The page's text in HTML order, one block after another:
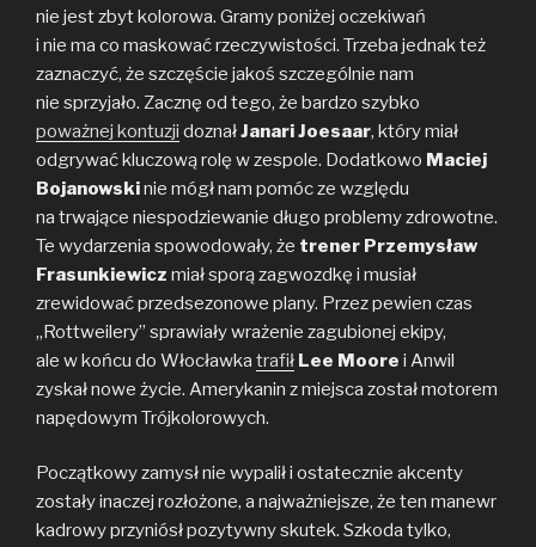
nie jest zbyt kolorowa. Gramy poniżej oczekiwań
i nie ma co maskować rzeczywistości. Trzeba jednak też
zaznaczyć, że szczęście jakoś szczególnie nam
nie sprzyjało. Zacznę od tego, że bardzo szybko
poważnej kontuzji doznałJanari Joesaar, który miał
odgrywać kluczową rolę w zespole. Dodatkowo Maciej
Bojanowskinie mógł nam pomóc ze względu
na trwające niespodziewanie długo problemy zdrowotne.
Te wydarzenia spowodowały, że trener Przemysław
Frasunkiewicz miał sporą zagwozdkę i musiał
zrewidować przedsezonowe plany. Przez pewien czas
„Rottweilery” sprawiały wrażenie zagubionej ekipy,
ale w końcu do Włocławka trafił Lee Moore i Anwil
zyskał nowe życie. Amerykanin z miejsca został motorem
napędowym Trójkolorowych.
Początkowy zamysł nie wypalił i ostatecznie akcenty
zostały inaczej rozłożone, a najważniejsze, że ten manewr
kadrowy przyniósł pozytywny skutek. Szkoda tylko,